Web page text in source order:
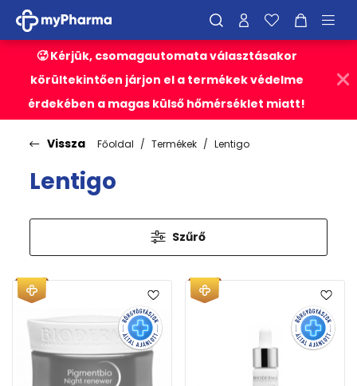
🥵 Kérjük, csomagautomata választásakor
körültekintően járjon el a termékek védelme
érdekében a magas külső hőmérséklet miatt!
Vissza Főoldal Termékek Lentigo
Lentigo
Szűrő